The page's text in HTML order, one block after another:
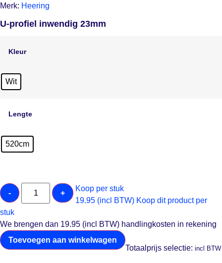
Merk: Heering
U-profiel inwendig 23mm
Kleur
Wit
Lengte
520cm
- +
Koop per stuk
19.95 (incl BTW) Koop dit product per
stuk
We brengen dan 19.95 (incl BTW) handlingkosten in rekening
Toevoegen aan winkelwagen
Totaalprijs selectie: incl BTW